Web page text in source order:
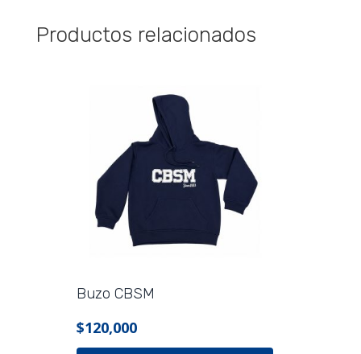
Productos relacionados
Buzo CBSM
$120,000